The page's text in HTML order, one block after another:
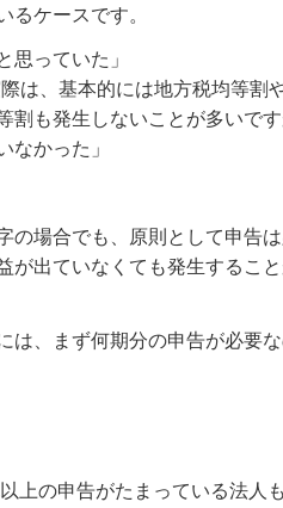
るケースです。
思っていた」
は、基本的には地方税均等割
も発生しないことが多いです
なかった」
の場合でも、原則として申告
が出ていなくても発生するこ
は、まず何期分の申告が必要
上の申告がたまっている法人